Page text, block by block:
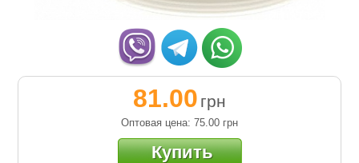
81.00 грн
Оптовая цена: 75.00 грн
Купить